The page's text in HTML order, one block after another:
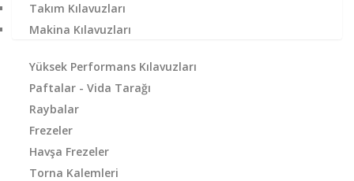
Takım Kılavuzları
Makina Kılavuzları
Yüksek Performans Kılavuzları
Paftalar - Vida Tarağı
Raybalar
Frezeler
Havşa Frezeler
Torna Kalemleri